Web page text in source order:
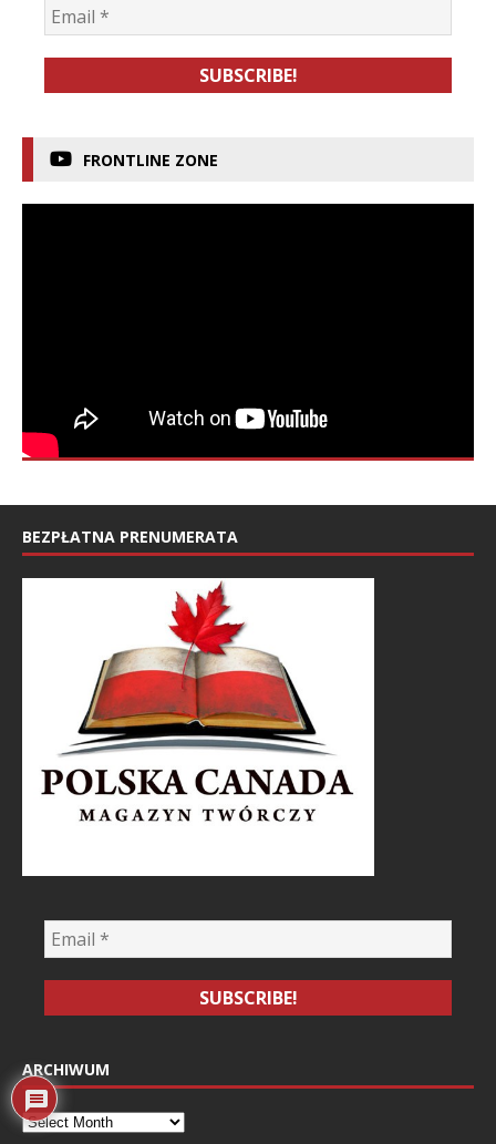
FRONTLINE ZONE
BEZPŁATNA PRENUMERATA
ARCHIWUM